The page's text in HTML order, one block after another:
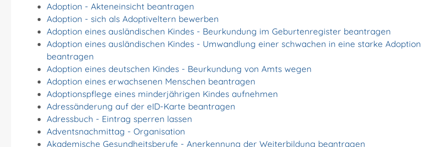
Adoption - Akteneinsicht beantragen
Adoption - sich als Adoptiveltern bewerben
Adoption eines ausländischen Kindes - Beurkundung im Geburtenregister beantragen
Adoption eines ausländischen Kindes - Umwandlung einer schwachen in eine starke Adoption
beantragen
Adoption eines deutschen Kindes - Beurkundung von Amts wegen
Adoption eines erwachsenen Menschen beantragen
Adoptionspflege eines minderjährigen Kindes aufnehmen
Adressänderung auf der eID-Karte beantragen
Adressbuch - Eintrag sperren lassen
Adventsnachmittag - Organisation
Akademische Gesundheitsberufe - Anerkennung der Weiterbildung beantragen